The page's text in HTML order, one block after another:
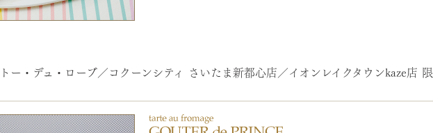
ー・デュ・ローブ／コクーンシティ さいたま新都心店／イオンレイクタウンkaze店 限